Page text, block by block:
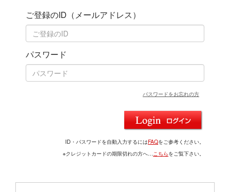
ご登録のID（メールアドレス）
パスワード
パスワードをお忘れの方
ID・パスワードを自動入力するにはFAQをご参考ください。
※クレジットカードの期限切れの方へ…こちらをご覧下さい。